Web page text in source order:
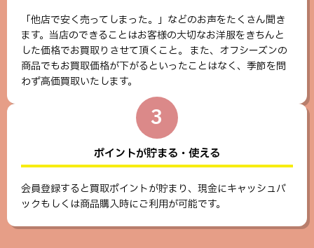
「他店で安く売ってしまった。」などのお声をたくさん聞き
ます。当店のできることはお客様の大切なお洋服をきちんと
した価格でお買取りさせて頂くこと。 また、オフシーズンの
商品でもお買取価格が下がるといったことはなく、季節を問
わず高価買取いたします。
3
ポイントが貯まる・使える
会員登録すると買取ポイントが貯まり、現金にキャッシュバ
ックもしくは商品購入時にご利用が可能です。